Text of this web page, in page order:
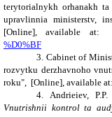
terytorialnykh orhanakh
upravlinnia ministerstv,
[Online] ,available at:
%D0%BF
3. Cabinet of
rozvytku derzhavnoho
roku", [Online] available at:
4. Andrieiev,
P.P.
Vnutrishnii kontrol ta